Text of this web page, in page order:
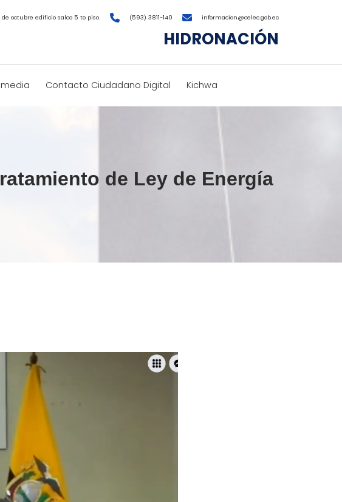
octubre edificio salco 5 to piso. (593) 3811-140 informacion@celec.gob.ec
HIDRONACIÓN
Contacto Ciudadano Digital Kichwa
de Ley de Energía